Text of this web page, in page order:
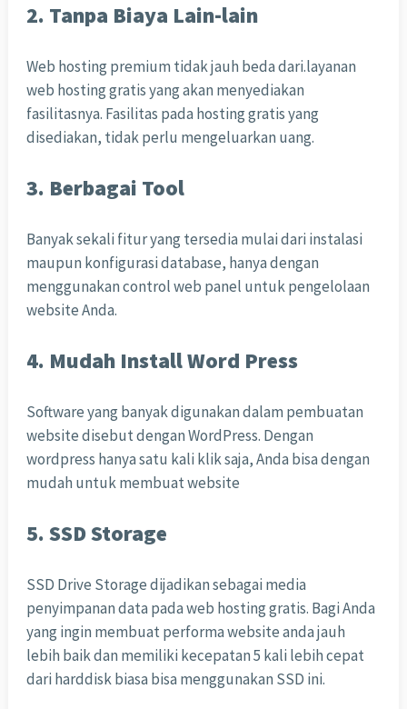
2. Tanpa Biaya Lain-lain
Web hosting premium tidak jauh beda dari.layanan
web hosting gratis yang akan menyediakan
fasilitasnya. Fasilitas pada hosting gratis yang
disediakan, tidak perlu mengeluarkan uang.
3. Berbagai Tool
Banyak sekali fitur yang tersedia mulai dari instalasi
maupun konfigurasi database, hanya dengan
menggunakan control web panel untuk pengelolaan
website Anda.
4. Mudah Install Word Press
Software yang banyak digunakan dalam pembuatan
website disebut dengan WordPress. Dengan
wordpress hanya satu kali klik saja, Anda bisa dengan
mudah untuk membuat website
5. SSD Storage
SSD Drive Storage dijadikan sebagai media
penyimpanan data pada web hosting gratis. Bagi Anda
yang ingin membuat performa website anda jauh
lebih baik dan memiliki kecepatan 5 kali lebih cepat
dari harddisk biasa bisa menggunakan SSD ini.